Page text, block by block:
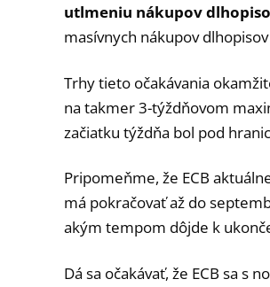
utlmeniu nákupov
masívnych nákupov
Trhy tieto očakávania
na takmer 3-týždňovom
začiatku týždňa bol pod
Pripomeňme, že ECB
má pokračovať až do
akým tempom dôjde k
Dá sa očakávať, že ECB sa s